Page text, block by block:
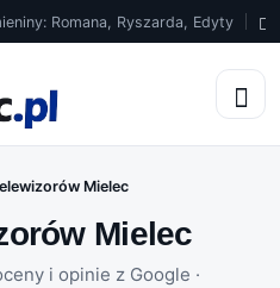
Romana, Ryszarda, Edyty
Mielec
Mielec
i opinie z Google ·